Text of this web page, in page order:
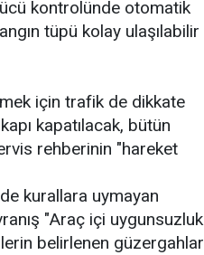
kontrolünde otomatik
tüpü kolay ulaşılabilir
için trafik de dikkate
kapatılacak, bütün
rehberinin "hareket
kurallara uymayan
"Araç içi uygunsuzluk
belirlenen güzergahlar